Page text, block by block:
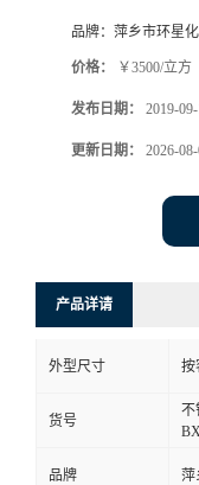
品牌： 萍乡市环星
价格： ￥3500/立方
发布日期： 2019-
更新日期： 2026-
产品详请
外型尺寸 按
货号
不
品牌 萍